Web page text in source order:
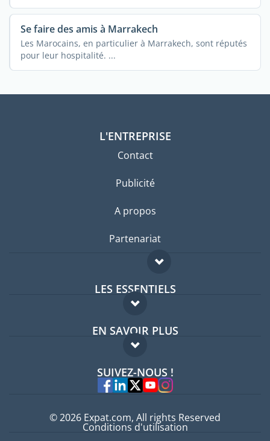
Se faire des amis à Marrakech
Les Marocains, en particulier à Marrakech, sont réputés
pour leur hospitalité. ...
L'ENTREPRISE
Contact
Publicité
A propos
Partenariat
LES ESSENTIELS
Forum expatriés
Guides pays
EN SAVOIR PLUS
FAQ
Experts
SUIVEZ-NOUS !
© 2026 Expat.com, All rights Reserved
Conditions d'utilisation